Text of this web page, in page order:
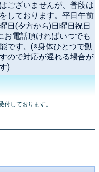
ございませんが、普段は
しております。平日午前
日(夕方から)日曜日祝日
お電話頂ければいつでも
です。(※身体ひとつで動
ので対応が遅れる場合が
)
しております。